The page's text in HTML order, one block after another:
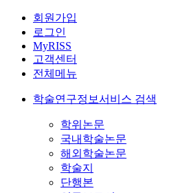
회원가입
로그인
MyRISS
고객센터
전체메뉴
학술연구정보서비스 검색
학위논문
국내학술논문
해외학술논문
학술지
단행본